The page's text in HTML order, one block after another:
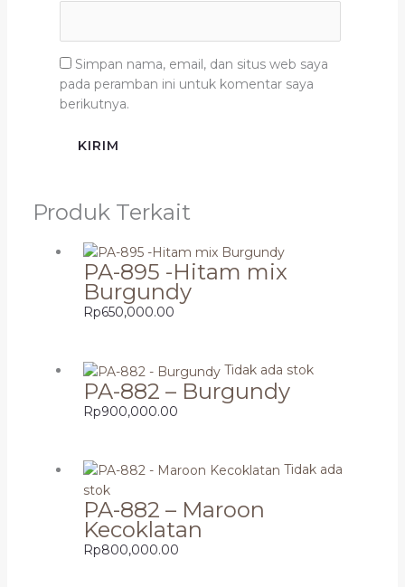
Simpan nama, email, dan situs web saya
pada peramban ini untuk komentar saya
berikutnya.
Produk Terkait
PA-895 -Hitam mix
Burgundy
Rp650,000.00
Tidak ada stok
PA-882 – Burgundy
Rp900,000.00
Tidak ada
stok
PA-882 – Maroon
Kecoklatan
Rp800,000.00